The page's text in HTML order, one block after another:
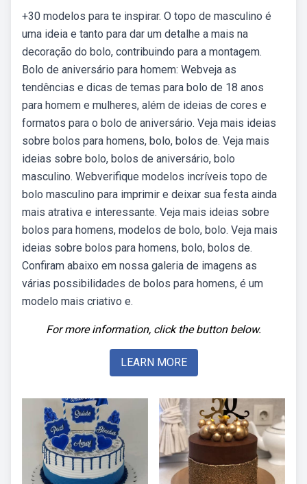
+30 modelos para te inspirar. O topo de masculino é
uma ideia e tanto para dar um detalhe a mais na
decoração do bolo, contribuindo para a montagem.
Bolo de aniversário para homem: Webveja as
tendências e dicas de temas para bolo de 18 anos
para homem e mulheres, além de ideias de cores e
formatos para o bolo de aniversário. Veja mais ideias
sobre bolos para homens, bolo, bolos de. Veja mais
ideias sobre bolo, bolos de aniversário, bolo
masculino. Webverifique modelos incríveis topo de
bolo masculino para imprimir e deixar sua festa ainda
mais atrativa e interessante. Veja mais ideias sobre
bolos para homens, modelos de bolo, bolo. Veja mais
ideias sobre bolos para homens, bolo, bolos de.
Confiram abaixo em nossa galeria de imagens as
várias possibilidades de bolos para homens, é um
modelo mais criativo e.
For more information, click the button below.
LEARN MORE